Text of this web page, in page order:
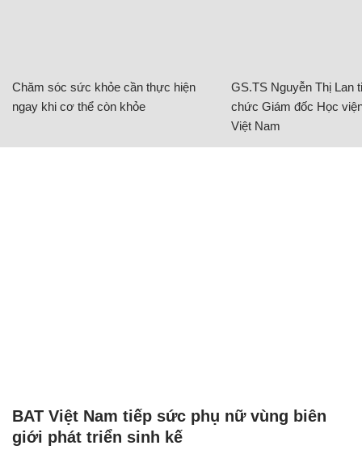
Chăm sóc sức khỏe cần thực hiện
ngay khi cơ thể còn khỏe
GS.TS Nguyễn Thị Lan
chức Giám đốc Học
Việt Nam
BAT Việt Nam tiếp sức phụ nữ vùng biên
giới phát triển sinh kế